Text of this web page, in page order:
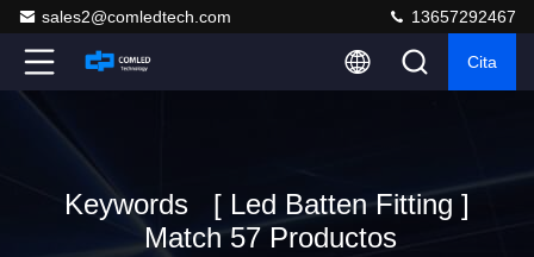
sales2@comledtech.com 13657292467
Cita
Keywords [ Led Batten Fitting ]
Match 57 Productos